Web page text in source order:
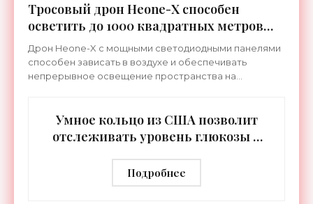
Тросовый дрон Heone-X способен
осветить до 1000 квадратных метров
земли - «Беспилотники»
Дрон Heone-X с мощными светодиодными панелями
способен зависать в воздухе и обеспечивать
непрерывное освещение пространства на
Умное кольцо из США позволит
отслеживать уровень глюкозы и
«Технологии»
Подробнее